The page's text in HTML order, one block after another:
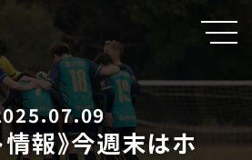
情報》今週末はホ